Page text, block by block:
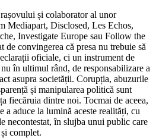
și colaborator al unor
Mediapart, Disclosed, Les Echos,
Investigate Europe sau Follow the
de convingerea că presa nu trebuie să
oficiale, ci un instrument de
în ultimul rând, de responsabilizare a
asupra societății. Corupția, abuzurile
și manipularea politică sunt
fiecăruia dintre noi. Tocmai de aceea,
a aduce la lumină aceste realități, cu
necontestat, în slujba unui public care
complet.